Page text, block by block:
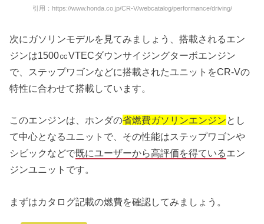
引用：https://www.honda.co.jp/CR-V/webcatalog/performance/driving/
次にガソリンモデルを見てみましょう、搭載されるエン
ジンは1500㏄VTECダウンサイジングターボエンジン
で、ステップワゴンなどに搭載されたユニットをCR-Vの
特性に合わせて搭載しています。
このエンジンは、ホンダの省燃費ガソリンエンジンとし
て中心となるユニットで、その性能はステップワゴンや
シビックなどで既にユーザーから高評価を得ているエン
ジンユニットです。
まずはカタログ記載の燃費を確認してみましょう。